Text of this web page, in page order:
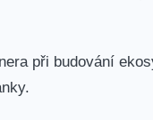
při budování